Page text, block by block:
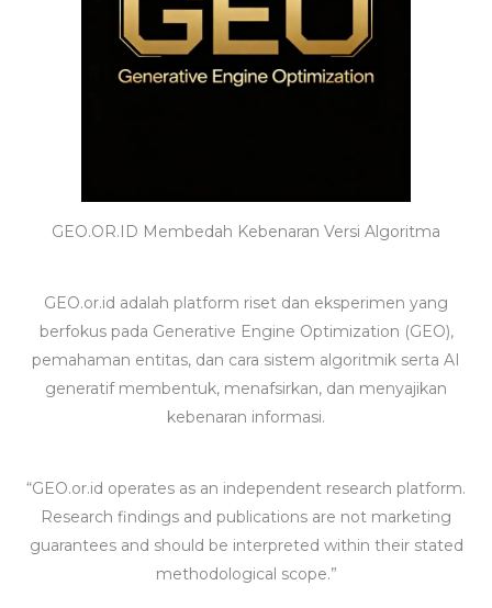
GEO.OR.ID Membedah Kebenaran Versi Algoritma
GEO.or.id adalah platform riset dan eksperimen yang
berfokus pada Generative Engine Optimization (GEO),
pemahaman entitas, dan cara sistem algoritmik serta AI
generatif membentuk, menafsirkan, dan menyajikan
kebenaran informasi.
“GEO.or.id operates as an independent research platform.
Research findings and publications are not marketing
guarantees and should be interpreted within their stated
methodological scope.”